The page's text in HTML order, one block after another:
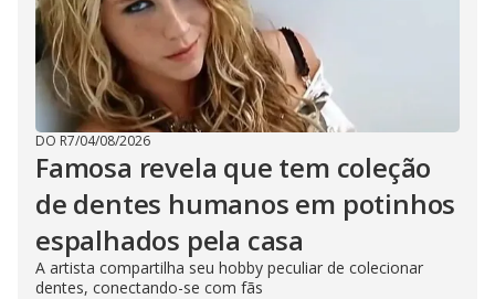
DO R7/04/08/2026
Famosa revela que tem coleção
de dentes humanos em potinhos
espalhados pela casa
A artista compartilha seu hobby peculiar de colecionar
dentes, conectando-se com fãs